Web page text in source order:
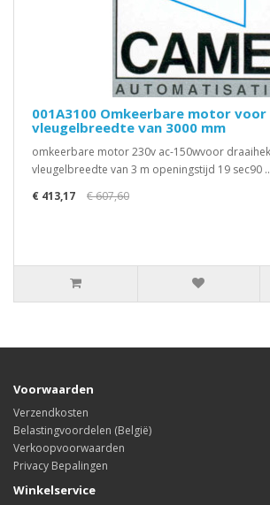
001A3100 Omkeerbare motor
vleugelbreedte van 3000 mm
omkeerbare motor 230v ac-150wvoor
vleugelbreedte van 3 m openingstijd 19 sec90 ..
€ 413,17
€ 607,60
Voorwaarden
Verzendkosten
Belastingvoordelen (België)
Verkoopvoorwaarden
Privacy Bepalingen
Winkelservice